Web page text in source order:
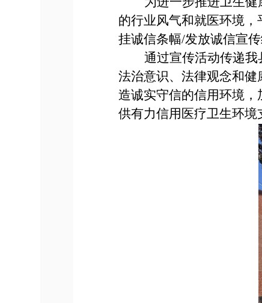
的行业风气和就医环境
挂诚信条幅/发放诚信宣
通过宣传活动传递我
法治意识、法律观念和
造诚实守信的信用环境
供有力信用医疗卫生环境